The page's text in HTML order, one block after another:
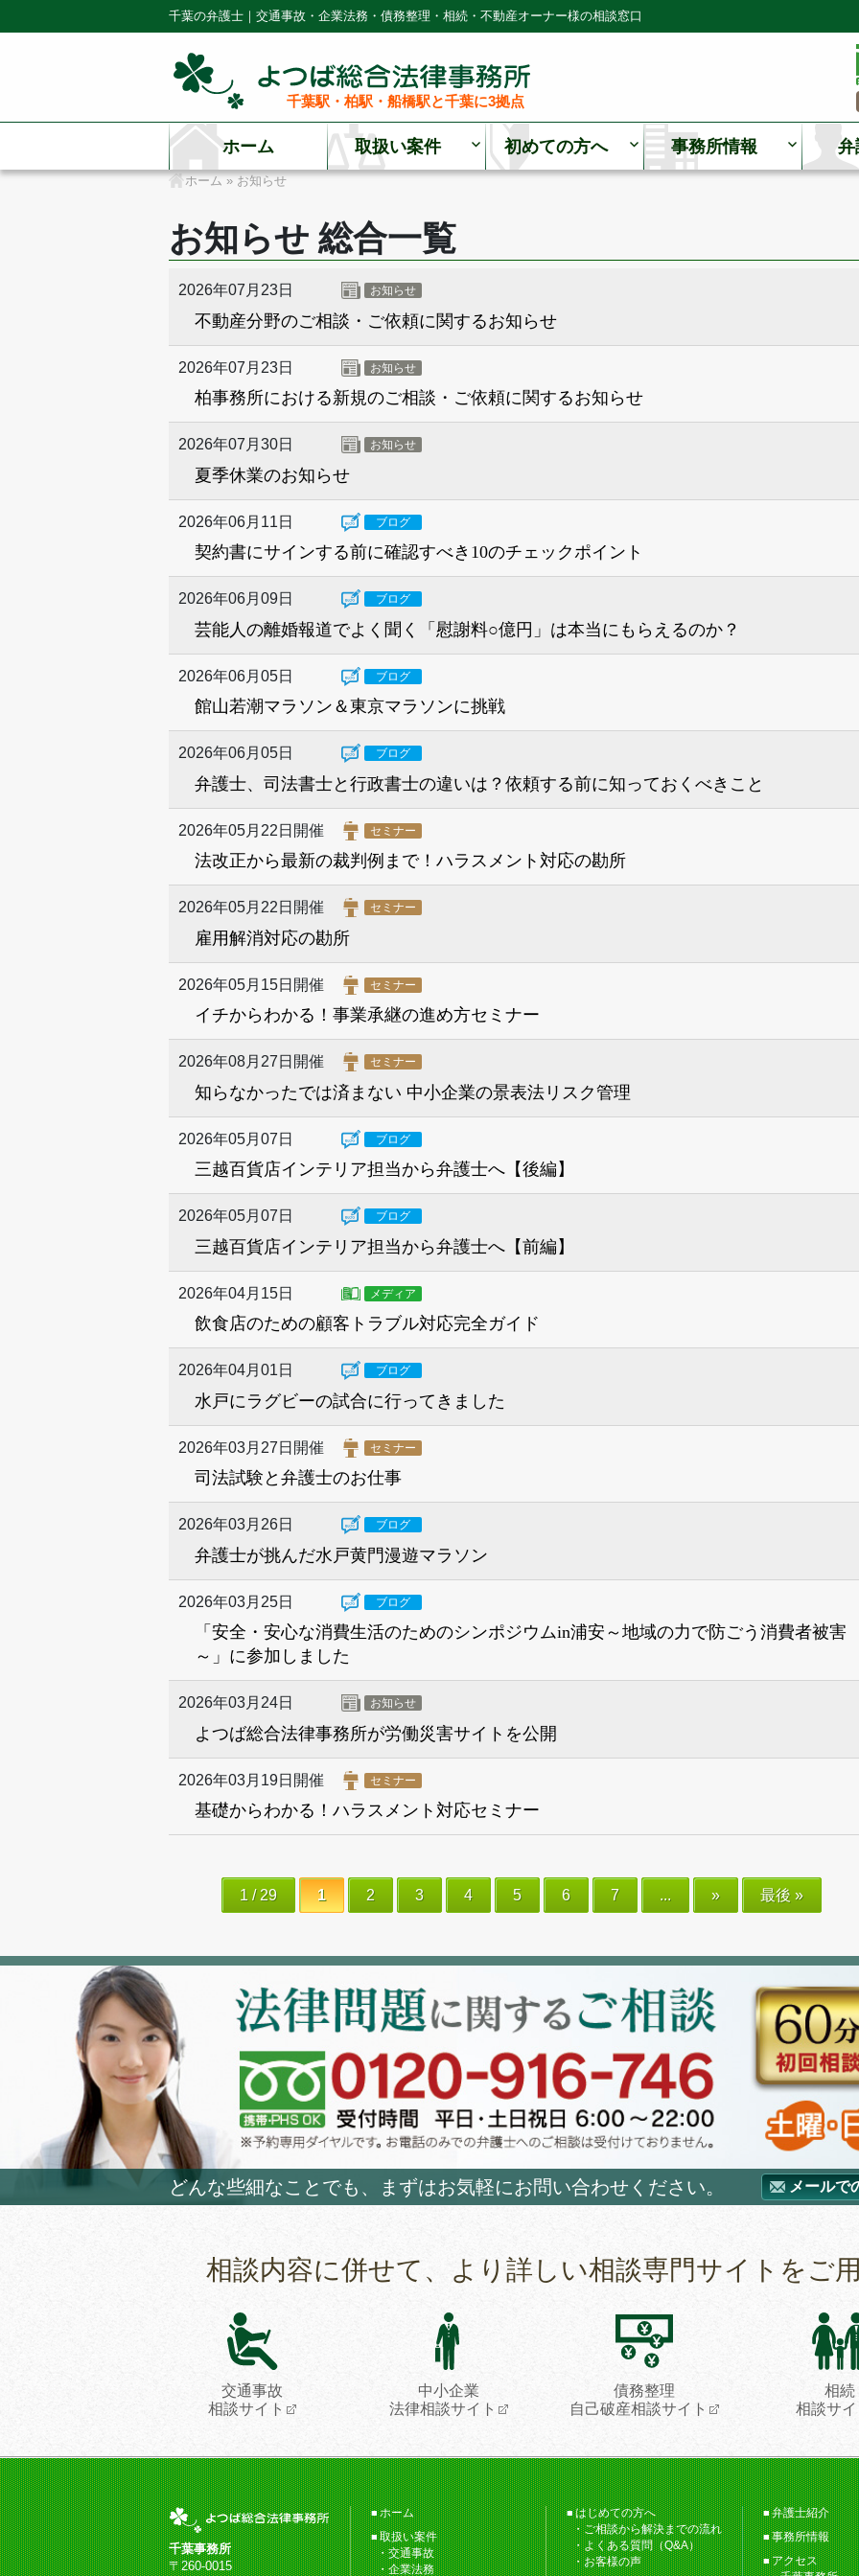
千葉の弁護士｜交通事故・企業法務・債務整理・相続・不動産オーナー様の相談窓口
千葉駅・柏駅・船橋駅と千葉に3拠点
ホーム 取扱い案件 初めての方へ 事務所情報 弁
ホーム » お知らせ
お知らせ 総合一覧
2026年07月23日 お知らせ
不動産分野のご相談・ご依頼に関するお知らせ
2026年07月23日 お知らせ
柏事務所における新規のご相談・ご依頼に関するお知らせ
2026年07月30日 お知らせ
夏季休業のお知らせ
2026年06月11日 ブログ
契約書にサインする前に確認すべき10のチェックポイント
2026年06月09日 ブログ
芸能人の離婚報道でよく聞く「慰謝料○億円」は本当にもらえるのか？
2026年06月05日 ブログ
館山若潮マラソン＆東京マラソンに挑戦
2026年06月05日 ブログ
弁護士、司法書士と行政書士の違いは？依頼する前に知っておくべきこと
2026年05月22日開催 セミナー
法改正から最新の裁判例まで！ハラスメント対応の勘所
2026年05月22日開催 セミナー
雇用解消対応の勘所
2026年05月15日開催 セミナー
イチからわかる！事業承継の進め方セミナー
2026年08月27日開催 セミナー
知らなかったでは済まない 中小企業の景表法リスク管理
2026年05月07日 ブログ
三越百貨店インテリア担当から弁護士へ【後編】
2026年05月07日 ブログ
三越百貨店インテリア担当から弁護士へ【前編】
2026年04月15日 メディア
飲食店のための顧客トラブル対応完全ガイド
2026年04月01日 ブログ
水戸にラグビーの試合に行ってきました
2026年03月27日開催 セミナー
司法試験と弁護士のお仕事
2026年03月26日 ブログ
弁護士が挑んだ水戸黄門漫遊マラソン
2026年03月25日 ブログ
「安全・安心な消費生活のためのシンポジウムin浦安～地域の力で防ごう消費者被害
～」に参加しました
2026年03月24日 お知らせ
よつば総合法律事務所が労働災害サイトを公開
2026年03月19日開催 セミナー
基礎からわかる！ハラスメント対応セミナー
1 / 29 1 2 3 4 5 6 7 ... » 最後 »
どんな些細なことでも、まずはお気軽にお問い合わせください。 メールで
相談内容に併せて、より詳しい相談専門サイトをご
交通事故
相談サイト
中小企業
法律相談サイト
債務整理
自己破産相談サイト
相続
相談サイ
千葉事務所
〒260-0015
ホーム
取扱い案件
交通事故
企業法務
はじめての方へ
ご相談から解決までの流れ
よくある質問（Q&A）
お客様の声
弁護士紹介
事務所情報
アクセス